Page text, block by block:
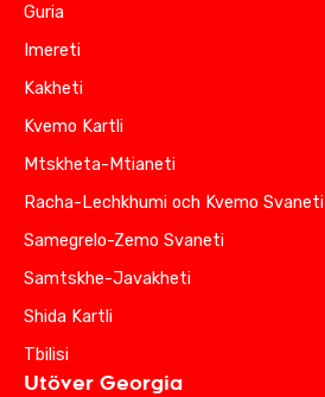
Guria
Imereti
Kakheti
Kvemo Kartli
Mtskheta-Mtianeti
Racha-Lechkhumi och Kvemo Svaneti
Samegrelo-Zemo Svaneti
Samtskhe-Javakheti
Shida Kartli
Tbilisi
Utöver Georgia